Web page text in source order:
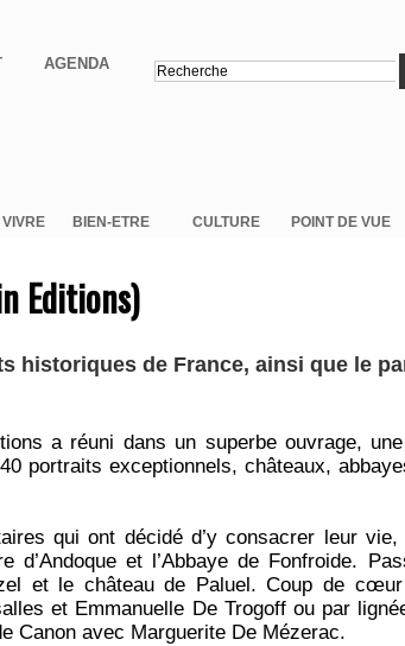
AGENDA
BIEN-ETRE CULTURE POINT DE VUE
Editions)
historiques de France, ainsi que le
a réuni dans un superbe ouvrage,
portraits exceptionnels, châteaux,
qui ont décidé d’y consacrer leur
d’Andoque et l’Abbaye de Fonfroide.
et le château de Paluel. Coup de
et Emmanuelle De Trogoff ou par
Canon avec Marguerite De Mézerac.